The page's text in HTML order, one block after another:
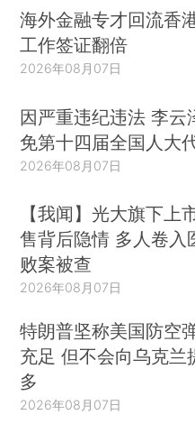
汪洋、杨晶出席会议
西、河南、湖北、湖南
负责人，国务院有关部
武警部队有关负责人参
海外金融专才回流香
工作签证翻倍
2026年08月07日
因严重违纪违法 李云
免第十四届全国人大
2026年08月07日
【我闻】光大旗下上
售背后隐情 多人卷入
败案被查
2026年08月07日
特朗普坚称美国防空
充足 但不会向乌克兰
多
2026年08月07日